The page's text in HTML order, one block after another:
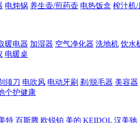
电炖锅 养生壶/煎药壶 电热饭盒 榨汁机/
暖电器 加湿器 空气净化器 洗地机 饮水
电暖桌
须刀 电吹风 电动牙刷 剃/脱毛器 美容器
个护健康
特 百斯腾 欧锐铂 美的 KEIDOL 汉美驰